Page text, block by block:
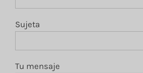
Sujeta
Tu mensaje